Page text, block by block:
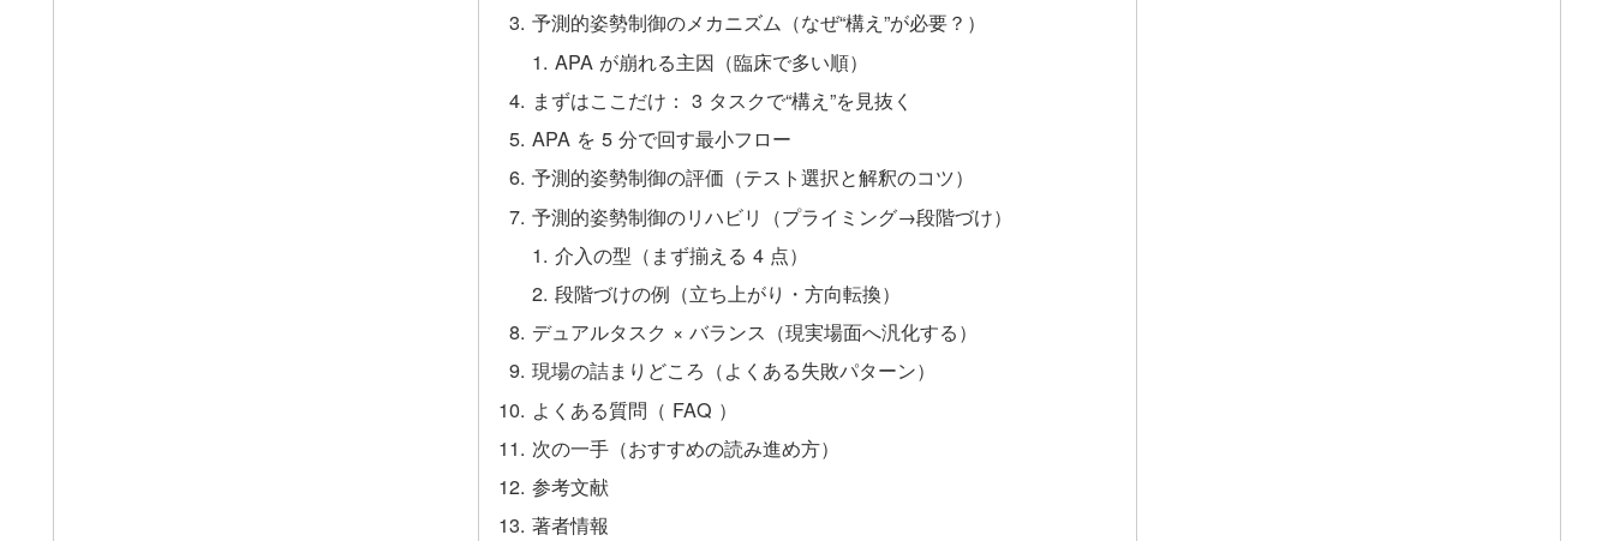
予測的姿勢制御のメカニズム（なぜ“構え”が必要？）
APA が崩れる主因（臨床で多い順）
まずはここだけ： 3 タスクで“構え”を見抜く
APA を 5 分で回す最小フロー
予測的姿勢制御の評価（テスト選択と解釈のコツ）
予測的姿勢制御のリハビリ（プライミング→段階づけ）
介入の型（まず揃える 4 点）
段階づけの例（立ち上がり・方向転換）
デュアルタスク × バランス（現実場面へ汎化する）
現場の詰まりどころ（よくある失敗パターン）
よくある質問（ FAQ ）
次の一手（おすすめの読み進め方）
参考文献
著者情報